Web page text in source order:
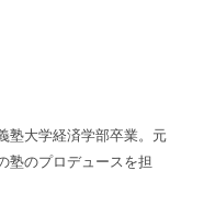
塾大学経済学部卒業。元
塾のプロデュースを担